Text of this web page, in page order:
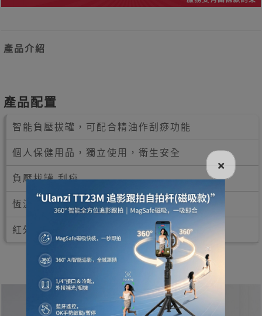
產品介紹
產品配置
智能負壓拔罐，可配合精油作刮痧功能
個人保健用品，獨立使用，衛生安全
負壓拔罐,刮痧
恆溫熱敷，吸力/溫度一鍵調控
紅外線理療,磁波共振
×